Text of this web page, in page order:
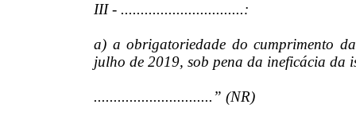
III - ...............................:
a) a obrigatoriedade do cumprimento
julho de 2019, sob pena da ineficácia da
..............................” (NR)